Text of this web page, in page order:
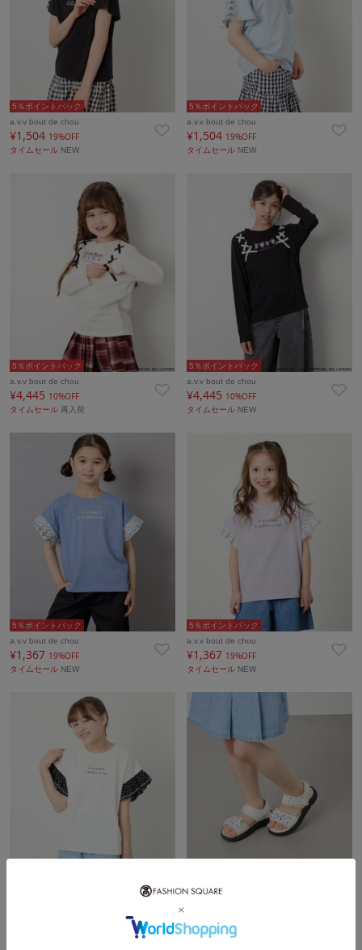
5％ポイントバック
a.v.v bout de chou
¥1,504 19%OFF
タイムセール NEW
5％ポイントバック
a.v.v bout de chou
¥1,504 19%OFF
タイムセール NEW
5％ポイントバック
a.v.v bout de chou
¥4,445 10%OFF
タイムセール 再入荷
5％ポイントバック
a.v.v bout de chou
¥4,445 10%OFF
タイムセール NEW
5％ポイントバック
a.v.v bout de chou
¥1,367 19%OFF
タイムセール NEW
5％ポイントバック
a.v.v bout de chou
¥1,367 19%OFF
タイムセール NEW
タイムセール